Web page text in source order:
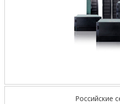
Российские